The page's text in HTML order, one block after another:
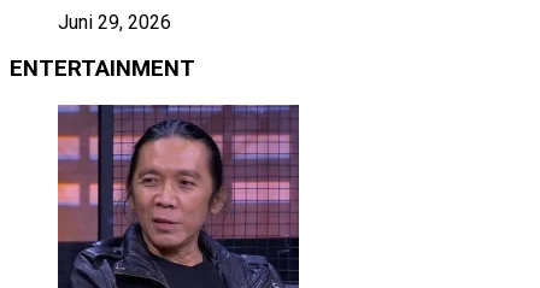
Juni 29, 2026
ENTERTAINMENT